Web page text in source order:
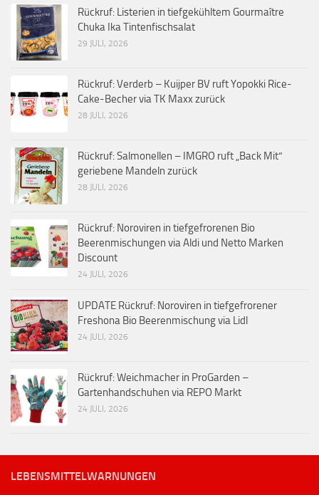
Rückruf: Listerien in tiefgekühltem Gourmaître
Chuka Ika Tintenfischsalat
29 JULI, 2026
Rückruf: Verderb – Kuijper BV ruft Yopokki Rice-
Cake-Becher via TK Maxx zurück
28 JULI, 2026
Rückruf: Salmonellen – IMGRO ruft „Back Mit“
geriebene Mandeln zurück
28 JULI, 2026
Rückruf: Noroviren in tiefgefrorenen Bio
Beerenmischungen via Aldi und Netto Marken
Discount
24 JULI, 2026
UPDATE Rückruf: Noroviren in tiefgefrorener
Freshona Bio Beerenmischung via Lidl
24 JULI, 2026
Rückruf: Weichmacher in ProGarden –
Gartenhandschuhen via REPO Markt
24 JULI, 2026
LEBENSMITTELWARNUNGEN